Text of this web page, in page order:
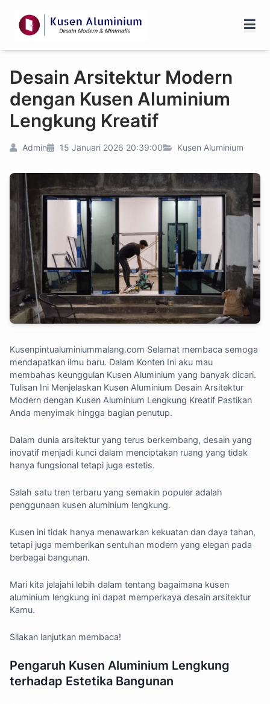
Desain Arsitektur Modern
dengan Kusen Aluminium
Lengkung Kreatif
Admin 15 Januari 2026 20:39:00 Kusen Aluminium
Kusenpintualuminiummalang.com Selamat membaca semoga
mendapatkan ilmu baru. Dalam Konten Ini aku mau
membahas keunggulan Kusen Aluminium yang banyak dicari.
Tulisan Ini Menjelaskan Kusen Aluminium Desain Arsitektur
Modern dengan Kusen Aluminium Lengkung Kreatif Pastikan
Anda menyimak hingga bagian penutup.
Dalam dunia arsitektur yang terus berkembang, desain yang
inovatif menjadi kunci dalam menciptakan ruang yang tidak
hanya fungsional tetapi juga estetis.
Salah satu tren terbaru yang semakin populer adalah
penggunaan kusen aluminium lengkung.
Kusen ini tidak hanya menawarkan kekuatan dan daya tahan,
tetapi juga memberikan sentuhan modern yang elegan pada
berbagai bangunan.
Mari kita jelajahi lebih dalam tentang bagaimana kusen
aluminium lengkung ini dapat memperkaya desain arsitektur
Kamu.
Silakan lanjutkan membaca!
Pengaruh Kusen Aluminium Lengkung
terhadap Estetika Bangunan